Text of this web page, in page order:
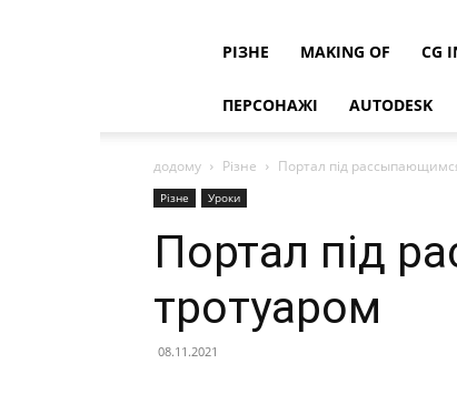
РІЗНЕ MAKING OF CG
ПЕРСОНАЖІ AUTODESK
додому Різне Портал під
Різне Уроки
Портал під
тротуаром
08.11.2021